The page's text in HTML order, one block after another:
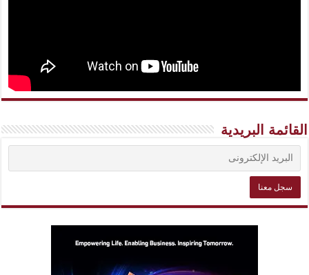
القائمة البريدية